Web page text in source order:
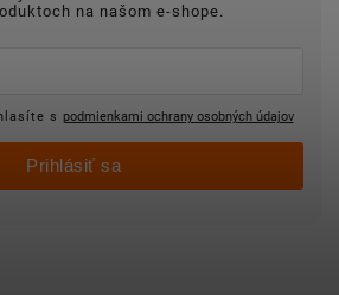
na našom e-shope.
s podmienkami ochrany osobných údajov
Prihlásiť sa